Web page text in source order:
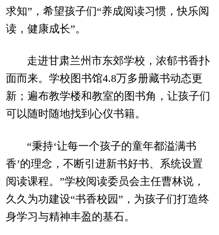
求知”，希望孩子们“养成阅读习惯，快乐阅
读，健康成长”。
走进甘肃兰州市东郊学校，浓郁书香扑
面而来。学校图书馆4.8万多册藏书动态更
新；遍布教学楼和教室的图书角，让孩子们
可以随时随地找到心仪书籍。
“秉持‘让每一个孩子的童年都溢满书
香’的理念，不断引进新书好书、系统设置
阅读课程。”学校阅读委员会主任曹林说，
久久为功建设“书香校园”，为孩子们打造终
身学习与精神丰盈的基石。